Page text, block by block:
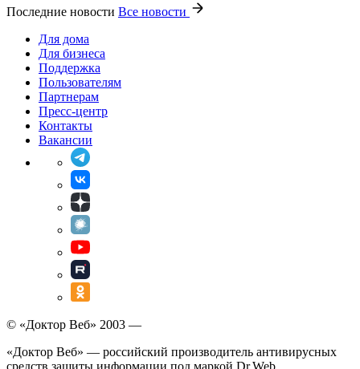
Последние новости Все новости
Для дома
Для бизнеса
Поддержка
Пользователям
Партнерам
Пресс-центр
Контакты
Вакансии
© «Доктор Веб» 2003 —
«Доктор Веб» — российский производитель антивирусных
средств защиты информации под маркой Dr.Web.